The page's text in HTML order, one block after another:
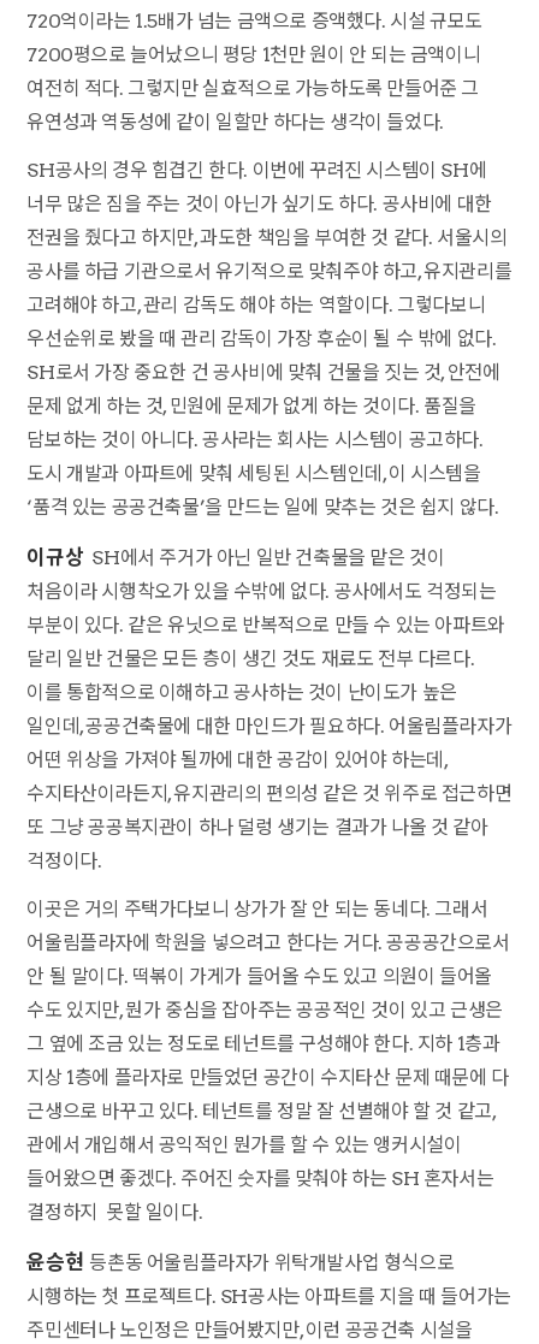
720억이라는 1.5배가 넘는 금액으로 증액했다. 시설 규모도
7200평으로 늘어났으니 평당 1천만 원이 안 되는 금액이니
여전히 적다. 그렇지만 실효적으로 가능하도록 만들어준 그
유연성과 역동성에 같이 일할만 하다는 생각이 들었다.
SH공사의 경우 힘겹긴 한다. 이번에 꾸려진 시스템이 SH에
너무 많은 짐을 주는 것이 아닌가 싶기도 하다. 공사비에 대한
전권을 줬다고 하지만, 과도한 책임을 부여한 것 같다. 서울시의
공사를 하급 기관으로서 유기적으로 맞춰주야 하고, 유지관리를
고려해야 하고, 관리 감독도 해야 하는 역할이다. 그렇다보니
우선순위로 봤을 때 관리 감독이 가장 후순이 될 수 밖에 없다.
SH로서 가장 중요한 건 공사비에 맞춰 건물을 짓는 것, 안전에
문제 없게 하는 것, 민원에 문제가 없게 하는 것이다. 품질을
담보하는 것이 아니다. 공사라는 회사는 시스템이 공고하다.
도시 개발과 아파트에 맞춰 세팅된 시스템인데, 이 시스템을
‘품격 있는 공공건축물’을 만드는 일에 맞추는 것은 쉽지 않다.
이규상 SH에서 주거가 아닌 일반 건축물을 맡은 것이
처음이라 시행착오가 있을 수밖에 없다. 공사에서도 걱정되는
부분이 있다. 같은 유닛으로 반복적으로 만들 수 있는 아파트와
달리 일반 건물은 모든 층이 생긴 것도 재료도 전부 다르다.
이를 통합적으로 이해하고 공사하는 것이 난이도가 높은
일인데, 공공건축물에 대한 마인드가 필요하다. 어울림플라자가
어떤 위상을 가져야 될까에 대한 공감이 있어야 하는데,
수지타산이라든지, 유지관리의 편의성 같은 것 위주로 접근하면
또 그냥 공공복지관이 하나 덜렁 생기는 결과가 나올 것 같아
걱정이다.
이곳은 거의 주택가다보니 상가가 잘 안 되는 동네다. 그래서
어울림플라자에 학원을 넣으려고 한다는 거다. 공공공간으로서
안 될 말이다. 떡볶이 가게가 들어올 수도 있고 의원이 들어올
수도 있지만, 뭔가 중심을 잡아주는 공공적인 것이 있고 근생은
그 옆에 조금 있는 정도로 테넌트를 구성해야 한다. 지하 1층과
지상 1층에 플라자로 만들었던 공간이 수지타산 문제 때문에 다
근생으로 바꾸고 있다. 테넌트를 정말 잘 선별해야 할 것 같고,
관에서 개입해서 공익적인 뭔가를 할 수 있는 앵커시설이
들어왔으면 좋겠다. 주어진 숫자를 맞춰야 하는 SH 혼자서는
결정하지 못할 일이다.
윤승현 등촌동 어울림플라자가 위탁개발사업 형식으로
시행하는 첫 프로젝트다. SH공사는 아파트를 지을 때 들어가는
주민센터나 노인정은 만들어봤지만, 이런 공공건축 시설을